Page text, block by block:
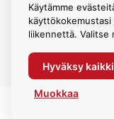
Käytämme
käyttökokemustasi
liikennettä. Valitse
Hyväksy kaikki
Muokkaa